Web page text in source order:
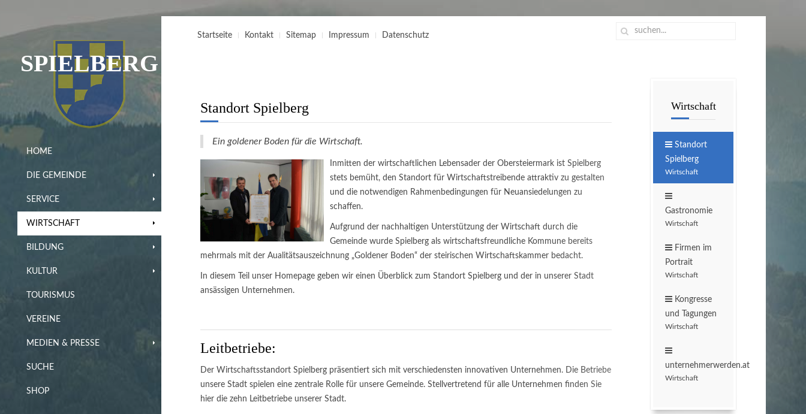
SPIELBERG
HOME
DIE GEMEINDE
SERVICE
WIRTSCHAFT
BILDUNG
KULTUR
TOURISMUS
VEREINE
MEDIEN & PRESSE
SUCHE
SHOP
Startseite Kontakt Sitemap Impressum Datenschutz
Standort Spielberg
Ein goldener Boden für die Wirtschaft.
Inmitten der wirtschaftlichen Lebensader der Obersteiermark ist Spielberg
stets bemüht, den Standort für Wirtschaftstreibende attraktiv zu gestalten
und die notwendigen Rahmenbedingungen für Neuansiedelungen zu
schaffen.
Aufgrund der nachhaltigen Unterstützung der Wirtschaft durch die
Gemeinde wurde Spielberg als wirtschaftsfreundliche Kommune bereits
mehrmals mit der Aualitätsauszeichnung „Goldener Boden“ der steirischen Wirtschaftskammer bedacht.
In diesem Teil unser Homepage geben wir einen Überblick zum Standort Spielberg und der in unserer Stadt
ansässigen Unternehmen.
Leitbetriebe:
Der Wirtschaftsstandort Spielberg präsentiert sich mit verschiedensten innovativen Unternehmen. Die Betriebe
unsere Stadt spielen eine zentrale Rolle für unsere Gemeinde. Stellvertretend für alle Unternehmen finden Sie
hier die zehn Leitbetriebe unserer Stadt.
Wirtschaft
Standort
Spielberg
Wirtschaft
Gastronomie
Wirtschaft
Firmen im
Portrait
Wirtschaft
Kongresse
und Tagungen
Wirtschaft
unternehmerwerden.at
Wirtschaft